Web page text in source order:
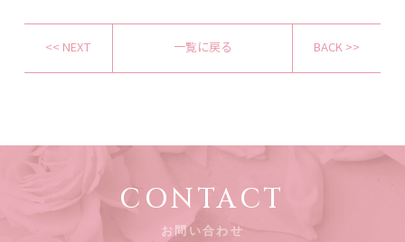
<< NEXT 一覧に戻る BACK >>
CONTACT
お問い合わせ